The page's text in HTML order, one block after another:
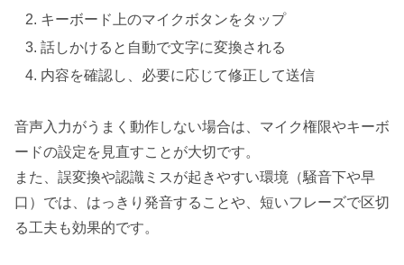
キーボード上のマイクボタンをタップ
話しかけると自動で文字に変換される
内容を確認し、必要に応じて修正して送信
音声入力がうまく動作しない場合は、マイク権限やキーボ
ードの設定を見直すことが大切です。
また、誤変換や認識ミスが起きやすい環境（騒音下や早
口）では、はっきり発音することや、短いフレーズで区切
る工夫も効果的です。